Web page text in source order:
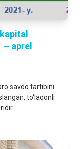
aprel
savdo tartibini
to‘laqonli